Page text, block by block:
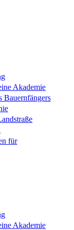
Akademie
Bauernfängers
für
Akademie